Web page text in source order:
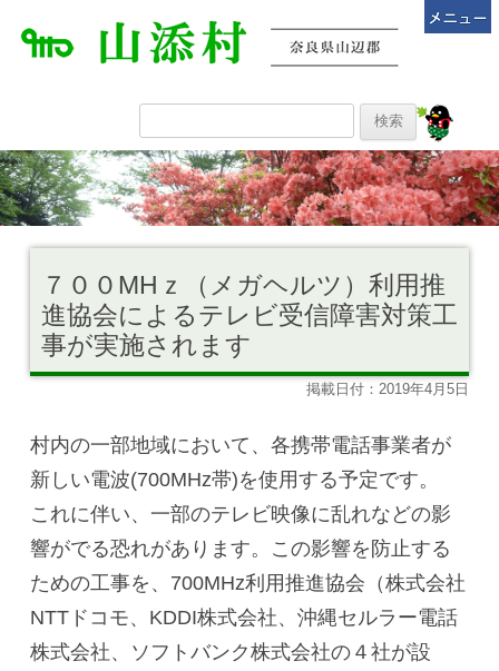
７００MHｚ（メガヘルツ）利用推
進協会によるテレビ受信障害対策工
事が実施されます
掲載日付：2019年4月5日
村内の一部地域において、各携帯電話事業者が
新しい電波(700MHz帯)を使用する予定です。
これに伴い、一部のテレビ映像に乱れなどの影
響がでる恐れがあります。この影響を防止する
ための工事を、700MHz利用推進協会（株式会社
NTTドコモ、KDDI株式会社、沖縄セルラー電話
株式会社、ソフトバンク株式会社の４社が設